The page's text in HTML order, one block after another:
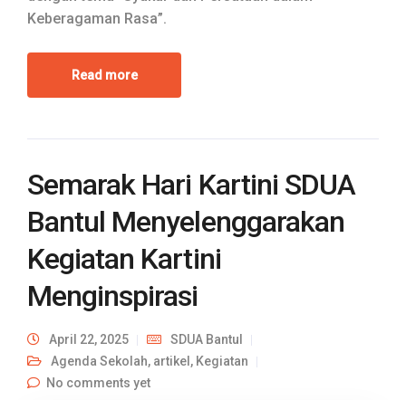
Keberagaman Rasa”.
Read more
Semarak Hari Kartini SDUA
Bantul Menyelenggarakan
Kegiatan Kartini
Menginspirasi
April 22, 2025
SDUA Bantul
Agenda Sekolah, artikel, Kegiatan
No comments yet